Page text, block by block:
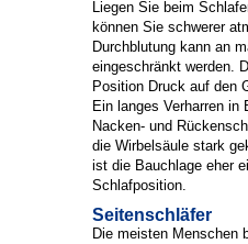
Liegen Sie beim
können Sie schwerer
Durchblutung kann an
eingeschränkt werden.
Position Druck auf den
Ein langes Verharren in
Nacken- und
die Wirbelsäule stark
ist die Bauchlage eher
Schlafposition.
Seitenschläfer
Die meisten Menschen